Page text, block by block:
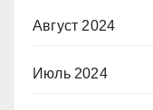
Август 2024
Июль 2024